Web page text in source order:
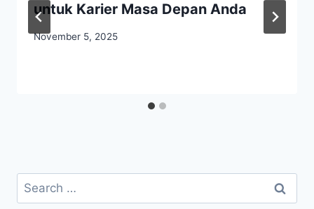
untuk Karier Masa Depan Anda
November 5, 2025
Search
for: